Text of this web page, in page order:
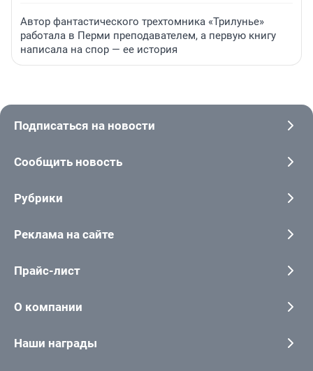
Автор фантастического трехтомника «Трилунье»
работала в Перми преподавателем, а первую книгу
написала на спор — ее история
Подписаться на новости
Сообщить новость
Рубрики
Реклама на сайте
Прайс-лист
О компании
Наши награды